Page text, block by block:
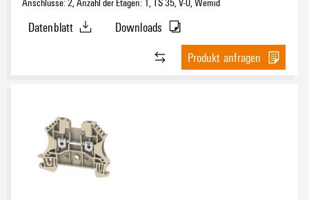
braun(34)
orange(76)
rot(41)
schwarz(54)
Bemessungsspannung
Datenblatt
Downloads
Produkt anfragen